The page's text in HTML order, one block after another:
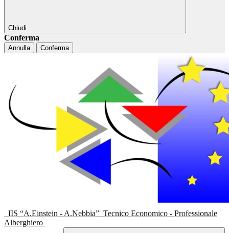
Chiudi
Conferma
Annulla Conferma
IIS “A.Einstein - A.Nebbia” Tecnico Economico - Professionale
Alberghiero